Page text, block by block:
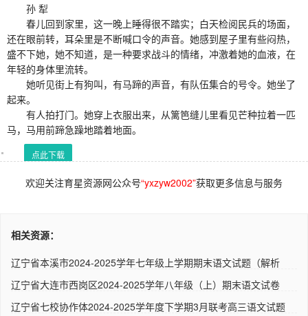
孙 犁
春儿回到家里，这一晚上睡得很不踏实；白天检阅民兵的场面，
还在眼前转，耳朵里是不断喊口令的声音。她感到屋子里有些闷热，
盛不下她，她不知道，是一种要求战斗的情绪，冲激着她的血液，在
年轻的身体里流转。
她听见街上有狗叫，有马蹄的声音，有队伍集合的号令。她坐了
起来。
有人拍打门。她穿上衣服出来，从篱笆缝儿里看见芒种拉着一匹
马，马用前蹄急躁地踏着地面。
点此下载
欢迎关注育星资源网公众号“yxzyw2002”获取更多信息与服务
相关资源：
辽宁省本溪市2024-2025学年七年级上学期期末语文试题（解析
辽宁省大连市西岗区2024-2025学年八年级（上）期末语文试卷
辽宁省七校协作体2024-2025学年度下学期3月联考高三语文试题